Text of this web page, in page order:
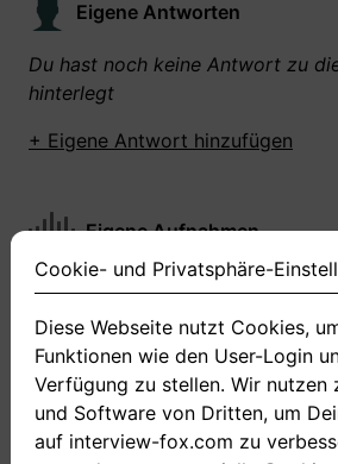
Eigene Antworten
Du hast noch keine Antwort zu
hinterlegt
+ Eigene Antwort hinzufügen
Eigene Aufnahmen
Du hast zu dieser Frage noch
+ Neue Antwort aufnehmen
Cookie- und Privatsphäre-
Diese Webseite nutzt Cookies,
Funktionen wie den User-Login
Verfügung zu stellen. Wir nutzen
und Software von Dritten, um
auf interview-fox.com zu